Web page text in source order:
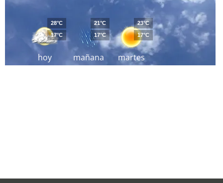
hoy
28°C
17°C
mañana
21°C
17°C
martes
23°C
17°C